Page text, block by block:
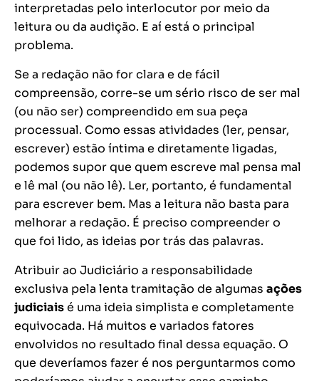
interpretadas pelo interlocutor por meio da
leitura ou da audição. E aí está o principal
problema.
Se a redação não for clara e de fácil
compreensão, corre-se um sério risco de ser mal
(ou não ser) compreendido em sua peça
processual. Como essas atividades (ler, pensar,
escrever) estão íntima e diretamente ligadas,
podemos supor que quem escreve mal pensa mal
e lê mal (ou não lê). Ler, portanto, é fundamental
para escrever bem. Mas a leitura não basta para
melhorar a redação. É preciso compreender o
que foi lido, as ideias por trás das palavras.
Atribuir ao Judiciário a responsabilidade
exclusiva pela lenta tramitação de algumas ações
judiciaisé uma ideia simplista e completamente
equivocada. Há muitos e variados fatores
envolvidos no resultado final dessa equação. O
que deveríamos fazer é nos perguntarmos como